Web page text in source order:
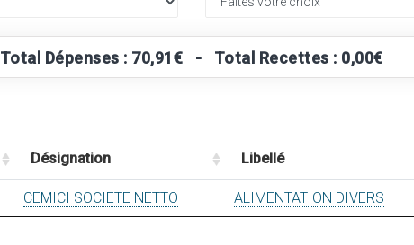
Total Dépenses : 70,91€ - Total Recettes : 0,00€
Désignation Libellé
CEMICI SOCIETE NETTO ALIMENTATION DIVERS